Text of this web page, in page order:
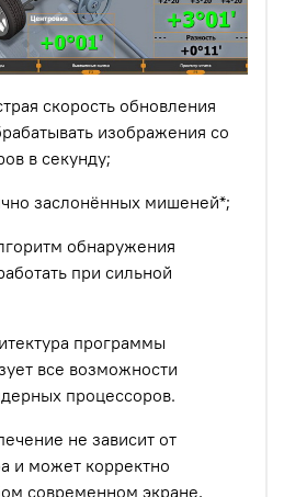
скорость обновления
изображения со
в секунду;
заслонённых мишеней*;
обнаружения
при сильной
программы
все возможности
процессоров.
не зависит от
и может корректно
современном экране,